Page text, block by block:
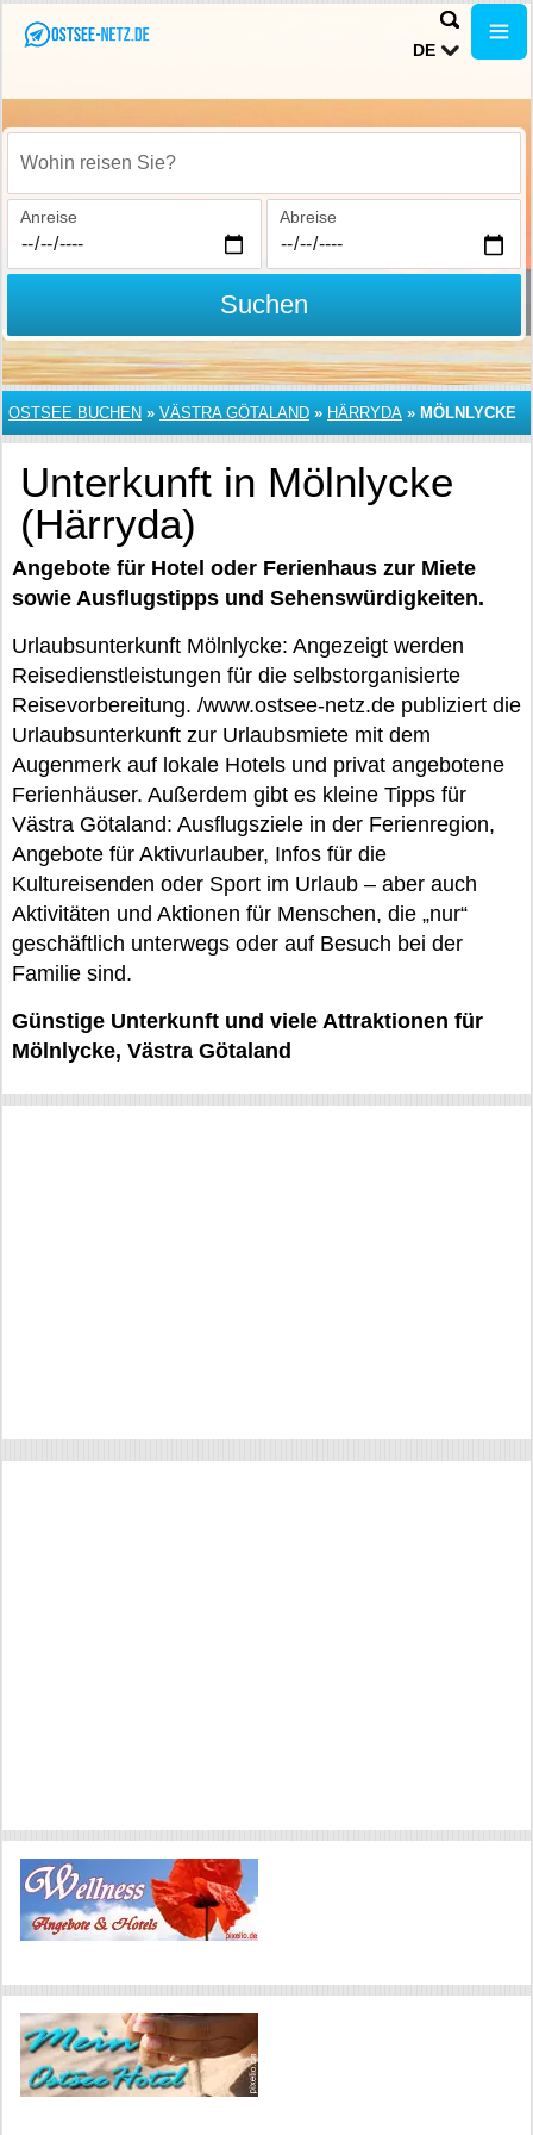
DE
Wohin reisen Sie?
Anreise Abreise
Suchen
OSTSEE BUCHEN » VÄSTRA GÖTALAND » HÄRRYDA » MÖLNLYCKE
Unterkunft in Mölnlycke
(Härryda)
Angebote für Hotel oder Ferienhaus zur Miete
sowie Ausflugstipps und Sehenswürdigkeiten.
Urlaubsunterkunft Mölnlycke: Angezeigt werden
Reisedienstleistungen für die selbstorganisierte
Reisevorbereitung. /www.ostsee-netz.de publiziert die
Urlaubsunterkunft zur Urlaubsmiete mit dem
Augenmerk auf lokale Hotels und privat angebotene
Ferienhäuser. Außerdem gibt es kleine Tipps für
Västra Götaland: Ausflugsziele in der Ferienregion,
Angebote für Aktivurlauber, Infos für die
Kultureisenden oder Sport im Urlaub – aber auch
Aktivitäten und Aktionen für Menschen, die „nur“
geschäftlich unterwegs oder auf Besuch bei der
Familie sind.
Günstige Unterkunft und viele Attraktionen für
Mölnlycke, Västra Götaland